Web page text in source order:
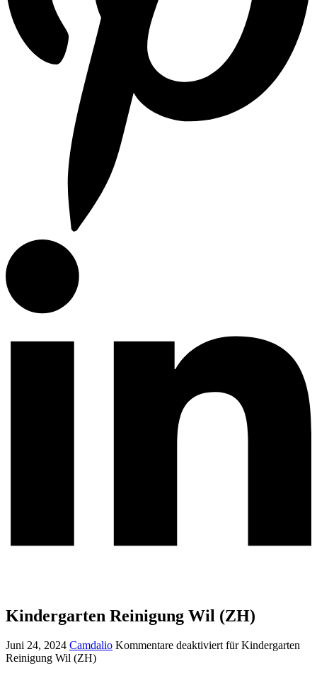
Kindergarten Reinigung Wil (ZH)
Juni 24, 2024 Camdalio Kommentare deaktiviertfür Kindergarten
Reinigung Wil (ZH)